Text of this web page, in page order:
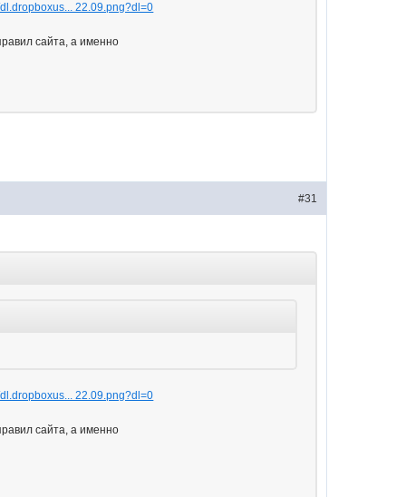
22.09.png?dl=0
сайта, а именно
#31
22.09.png?dl=0
сайта, а именно